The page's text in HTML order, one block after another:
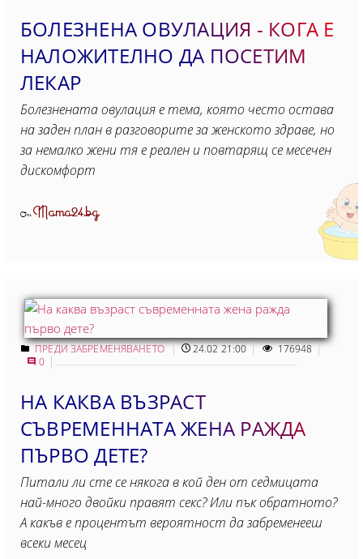
БОЛЕЗНЕНА ОВУЛАЦИЯ - КОГА Е
НАЛОЖИТЕЛНО ДА ПОСЕТИМ
ЛЕКАР
Болезнената овулация е тема, която често остава
на заден план в разговорите за женското здраве, но
за немалко жени тя е реален и повтарящ се месечен
дискомфорт
ОтMama24.bg
ПРЕДИ ЗАБРЕМЕНЯВАНЕТО 24.02 21:00
176948
0
НА КАКВА ВЪЗРАСТ
СЪВРЕМЕННАТА ЖЕНА РАЖДА
ПЪРВО ДЕТЕ?
Питали ли сте се някога в кой ден от седмицата
най-много двойки правят секс? Или пък обратното?
А какъв е процентът вероятност да забременееш
всеки месец